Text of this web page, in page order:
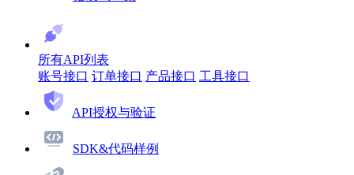
所有API列表
账号接口 订单接口 产品接口 工具接口
API授权与验证
SDK&代码样例